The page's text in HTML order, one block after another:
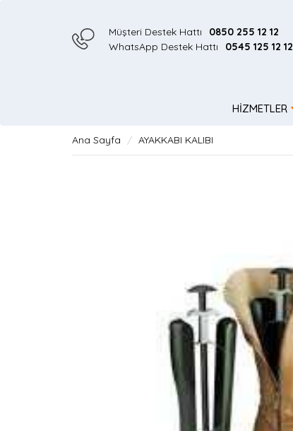
Müşteri Destek Hattı
0850 255 12 12
WhatsApp Destek Hattı
0545 125 12 12
HİZMETLER
Ana Sayfa AYAKKABI KALIBI